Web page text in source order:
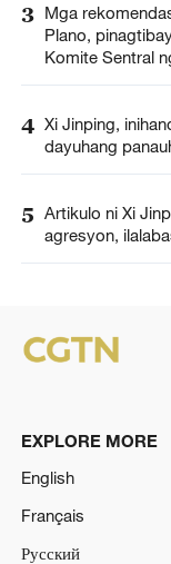
3 Mga
Plano,
Komite Sentral
4 Xi Jinping,
dayuhang
5 Artikulo ni Xi
agresyon,
EXPLORE MORE
English
Français
Русский